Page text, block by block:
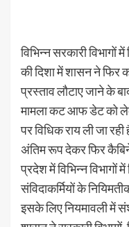
विभिन्न सरकारी विभागों
की दिशा में शासन ने
प्रस्ताव लौटाए जाने के
मामला कट आफ डेट को
पर विधिक राय ली जा
अंतिम रूप देकर फिर
प्रदेश में विभिन्न
संविदाकर्मियों के
इसके लिए नियमावली में